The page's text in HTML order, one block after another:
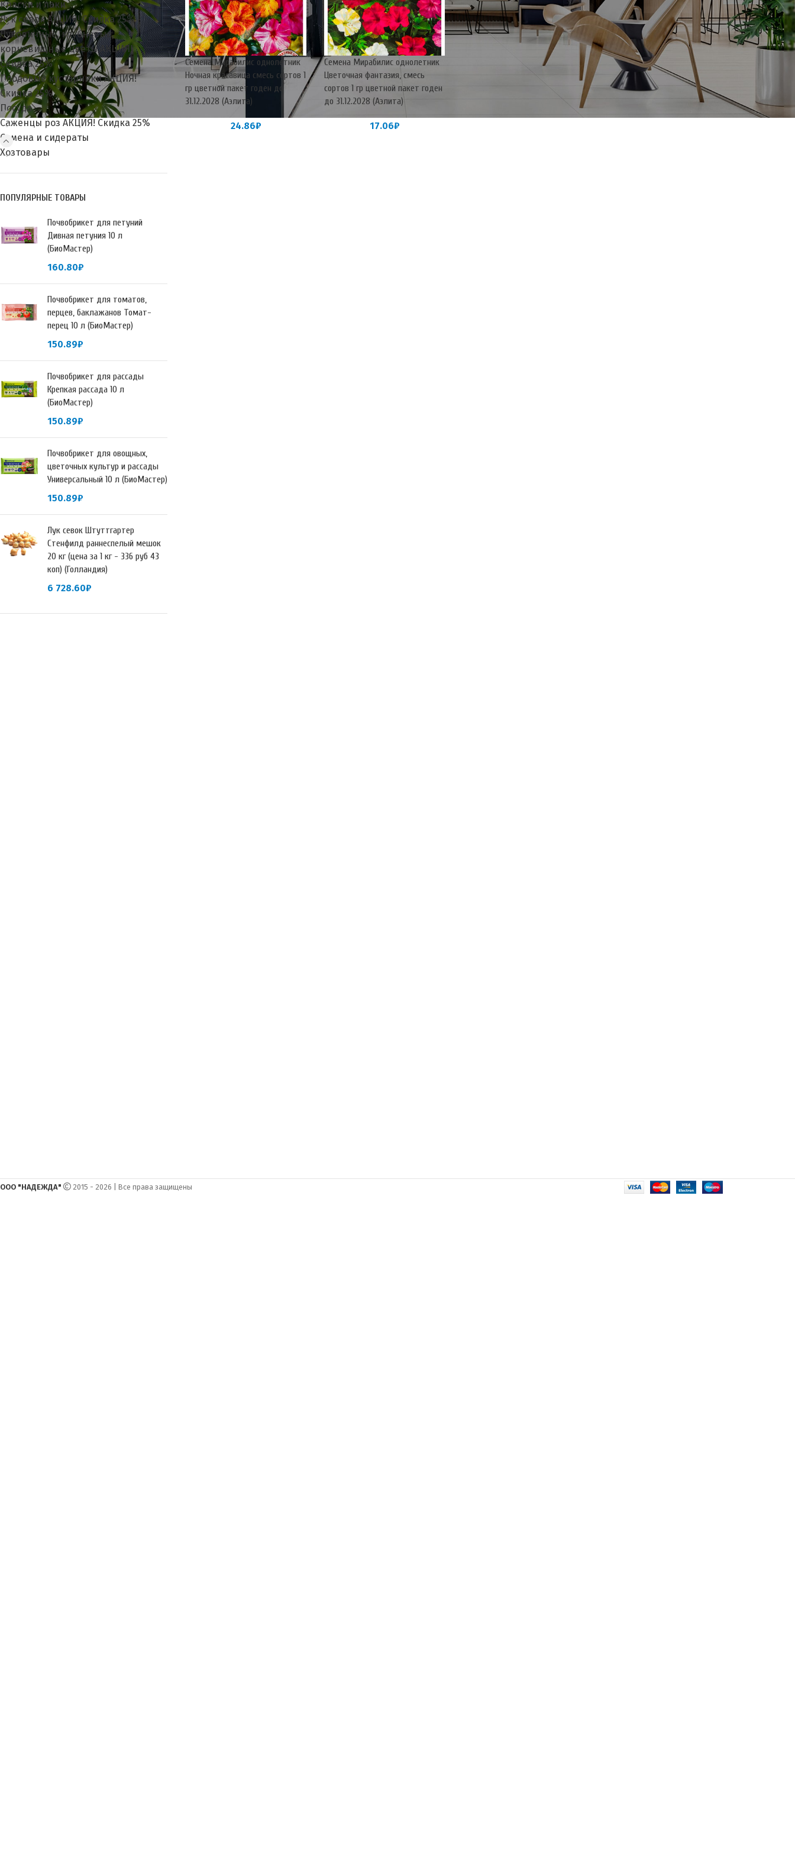
Краски и лаки
Лук севок АКЦИЯ! Скидка 25%
Луковичные, клубневые,
корневищные цветы АКЦИЯ!
Скидка 25%
Плодовые кустарники АКЦИЯ!
Скидка 25%
Посуда
Саженцы роз АКЦИЯ! Скидка 25%
Семена и сидераты
Хозтовары
ПОПУЛЯРНЫЕ ТОВАРЫ
Почвобрикет для петуний
Дивная петуния 10 л
(БиоМастер)
160.80₽
Почвобрикет для томатов,
перцев, баклажанов Томат-
перец 10 л (БиоМастер)
150.89₽
Почвобрикет для рассады
Крепкая рассада 10 л
(БиоМастер)
150.89₽
Почвобрикет для овощных,
цветочных культур и рассады
Универсальный 10 л (БиоМастер)
150.89₽
Лук севок Штуттгартер
Стенфилд раннеспелый мешок
20 кг (цена за 1 кг - 336 руб 43
коп) (Голландия)
6 728.60₽
Семена Мирабилис однолетник
Ночная красавица смесь сортов 1
гр цветной пакет годен до
31.12.2028 (Аэлита)
24.86₽
Семена Мирабилис однолетник
Цветочная фантазия, смесь
сортов 1 гр цветной пакет годен
до 31.12.2028 (Аэлита)
17.06₽
ООО "НАДЕЖДА" 2015 - 2026 | Все права защищены